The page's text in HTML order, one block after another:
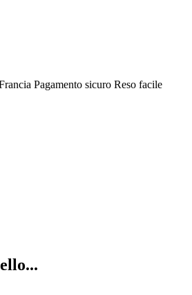
Pagamento sicuro Reso facile